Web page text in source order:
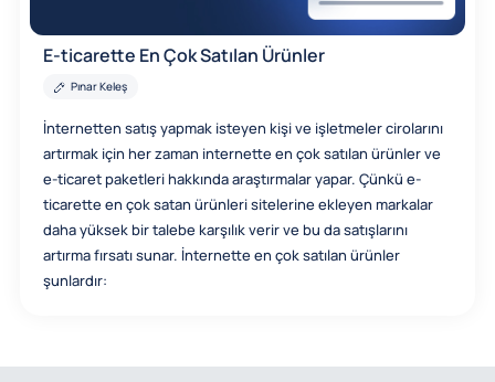
E-ticarette En Çok Satılan Ürünler
Pınar Keleş
İnternetten satış yapmak isteyen kişi ve işletmeler cirolarını
artırmak için her zaman internette en çok satılan ürünler ve
e-ticaret paketleri hakkında araştırmalar yapar. Çünkü e-
ticarette en çok satan ürünleri sitelerine ekleyen markalar
daha yüksek bir talebe karşılık verir ve bu da satışlarını
artırma fırsatı sunar. İnternette en çok satılan ürünler
şunlardır: